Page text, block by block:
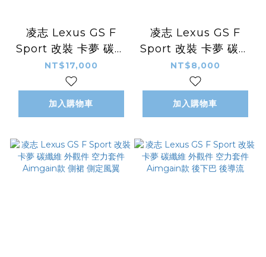
凌志 Lexus GS F
Sport 改裝 卡夢 碳纖
維 外觀件 空力套件
Aimgain款 前下巴
前導流
NT$17,000
加入購物車
凌志 Lexus GS F
Sport 改裝 卡夢 碳纖
維 外觀件 空力套件
Aimgain款 頂翼 上
擾流板
NT$8,000
加入購物車